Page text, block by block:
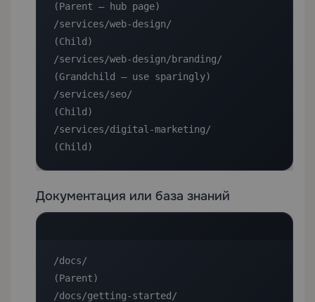
(Parent — hub page)
/services/web-design/
(Child)
/services/web-design/branding/
(Grandchild — use sparingly)
/services/seo/
(Child)
/services/digital-marketing/
(Child)
Документация или база знаний
/docs/
(Parent)
/docs/getting-started/